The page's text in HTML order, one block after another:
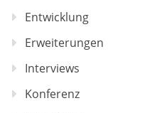
Entwicklung
Erweiterungen
Interviews
Konferenz